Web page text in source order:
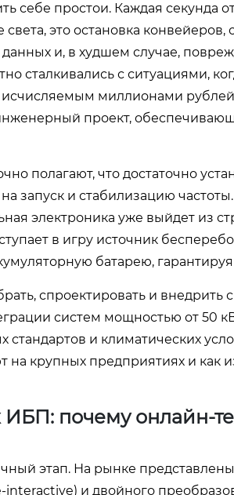
простои. Каждая секунда
это остановка конвейеров,
и, в худшем случае,
сталкивались с ситуациями,
исчисляемым миллионами
проект,
полагают, что достаточно
запуск и стабилизацию
электроника уже выйдет из
в игру источник
батарею,
спроектировать и
систем мощностью от 50
и климатических
на крупных предприятиях и как
почему онлайн-
этап. На рынке представлены
и двойного